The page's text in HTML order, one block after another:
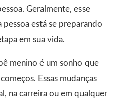
Geralmente, esse
está se preparando
em sua vida.
menino é um sonho que
Essas mudanças
na carreira ou em qualquer